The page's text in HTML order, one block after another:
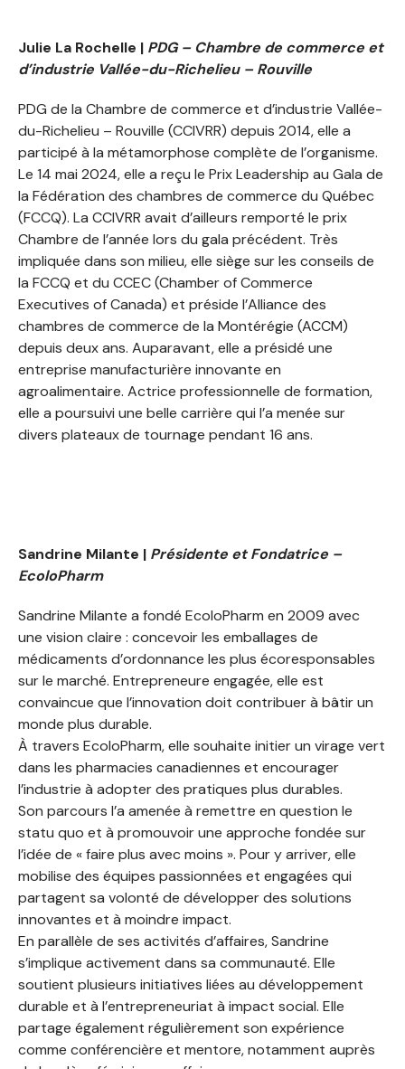
Julie La Rochelle | PDG – Chambre de commerce et
d’industrie Vallée-du-Richelieu – Rouville
PDG de la Chambre de commerce et d’industrie Vallée-
du-Richelieu – Rouville (CCIVRR) depuis 2014, elle a
participé à la métamorphose complète de l’organisme.
Le 14 mai 2024, elle a reçu le Prix Leadership au Gala de
la Fédération des chambres de commerce du Québec
(FCCQ). La CCIVRR avait d’ailleurs remporté le prix
Chambre de l’année lors du gala précédent. Très
impliquée dans son milieu, elle siège sur les conseils de
la FCCQ et du CCEC (Chamber of Commerce
Executives of Canada) et préside l’Alliance des
chambres de commerce de la Montérégie (ACCM)
depuis deux ans. Auparavant, elle a présidé une
entreprise manufacturière innovante en
agroalimentaire. Actrice professionnelle de formation,
elle a poursuivi une belle carrière qui l’a menée sur
divers plateaux de tournage pendant 16 ans.
Sandrine Milante | Présidente et Fondatrice –
EcoloPharm
Sandrine Milante a fondé EcoloPharm en 2009 avec
une vision claire : concevoir les emballages de
médicaments d’ordonnance les plus écoresponsables
sur le marché. Entrepreneure engagée, elle est
convaincue que l’innovation doit contribuer à bâtir un
monde plus durable.
À travers EcoloPharm, elle souhaite initier un virage vert
dans les pharmacies canadiennes et encourager
l’industrie à adopter des pratiques plus durables.
Son parcours l’a amenée à remettre en question le
statu quo et à promouvoir une approche fondée sur
l’idée de « faire plus avec moins ». Pour y arriver, elle
mobilise des équipes passionnées et engagées qui
partagent sa volonté de développer des solutions
innovantes et à moindre impact.
En parallèle de ses activités d’affaires, Sandrine
s’implique activement dans sa communauté. Elle
soutient plusieurs initiatives liées au développement
durable et à l’entrepreneuriat à impact social. Elle
partage également régulièrement son expérience
comme conférencière et mentore, notamment auprès